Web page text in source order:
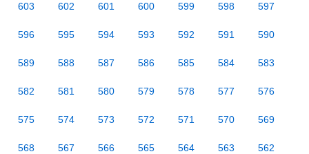
603 602 601 600 599 598 597
596 595 594 593 592 591 590
589 588 587 586 585 584 583
582 581 580 579 578 577 576
575 574 573 572 571 570 569
568 567 566 565 564 563 562